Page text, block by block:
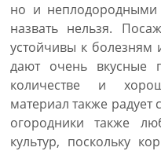
но и неплодородными
назвать нельзя.
устойчивы к болезням
дают очень
количестве и
материал также
огородники также
культур, поскольку